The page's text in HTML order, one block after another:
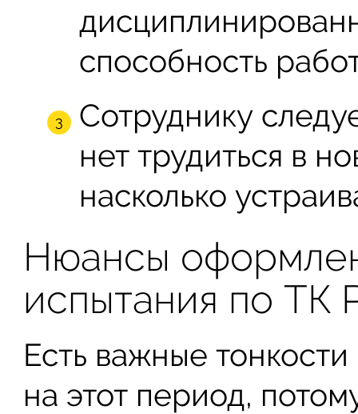
способность
Сотруднику
нет трудиться в
насколько
Нюансы
испытания по ТК
Есть важные
на этот период,